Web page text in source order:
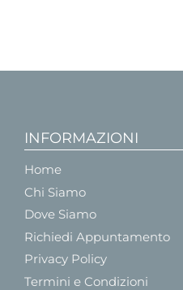
INFORMAZIONI
Home
Chi Siamo
Dove Siamo
Richiedi Appuntamento
Privacy Policy
Termini e Condizioni